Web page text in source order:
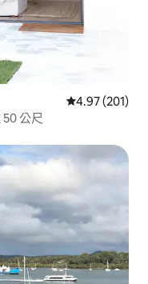
從 201 則評價
4.97 (201)
公尺